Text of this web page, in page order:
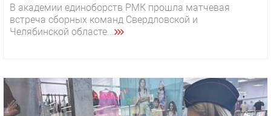
В академии единоборств РМК прошла матчевая
встреча сборных команд Свердловской и
Челябинской областе...